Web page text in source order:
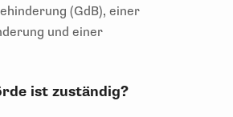
(GdB), einer
und einer
ist zuständig?